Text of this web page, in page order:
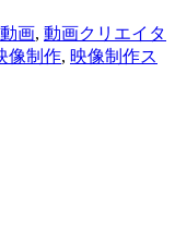
動画, 動画クリエイタ
像制作, 映像制作ス